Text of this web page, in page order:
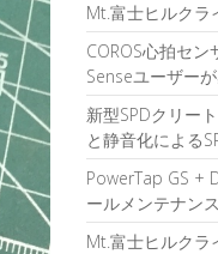
Mt.富士ヒルク
COROS心拍セ
Senseユーザー
新型SPDクリー
と静音化による
PowerTap GS +
ールメンテナンス
Mt.富士ヒルク